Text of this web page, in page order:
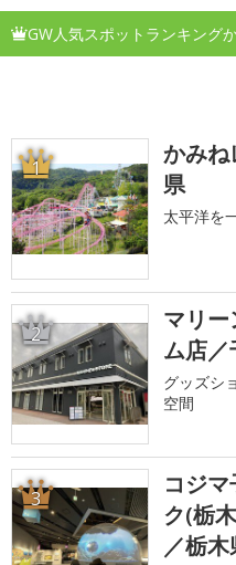
GW人気スポットランキング
1
かみ
県
太平洋を
2
マリ
ム店
グッズシ
空間
3
コジ
ク(栃
／栃木